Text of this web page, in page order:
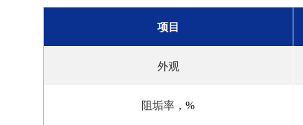
项目
外观
阻垢率，%